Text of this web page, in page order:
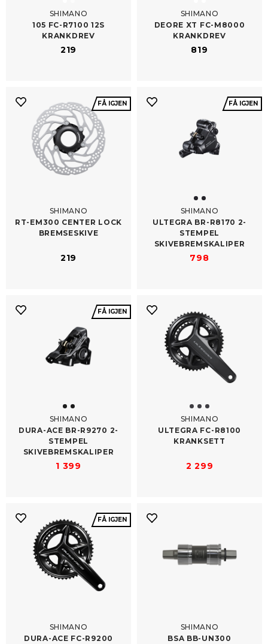
SHIMANO
105 FC-​R7100 12S
KRANKDREV
219
SHIMANO
DEORE XT FC-​M8000
KRANKDREV
819
FÅ IGJEN
SHIMANO
RT-​EM300 CENTER LOCK
BREMSESKIVE
219
FÅ IGJEN
SHIMANO
ULTEGRA BR-​R8170 2-
STEMPEL
SKIVEBREMSKALIPER
798
FÅ IGJEN
SHIMANO
DURA-​ACE BR-R9270 2-
STEMPEL
SKIVEBREMSKALIPER
1 399
SHIMANO
ULTEGRA FC-​R8100
KRANKSETT
2 299
FÅ IGJEN
SHIMANO
DURA-​ACE FC-R9200
SHIMANO
BSA BB-​UN300